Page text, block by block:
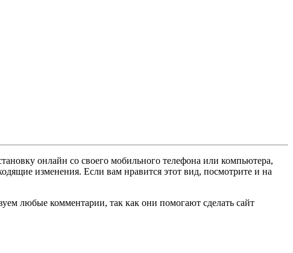
онлайн со своего мобильного телефона или компьютера,
изменения. Если вам нравится этот вид, посмотрите и на
любые комментарии, так как они помогают сделать сайт